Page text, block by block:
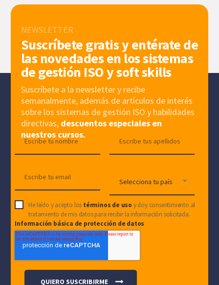
NEWSLETTER
Suscríbete gratis y entérate de
las novedades en los sistemas
de gestión ISO y soft skills
Suscríbete a la newsletter y recibe
semanalmente, además de artículos de interés
sobre los sistemas de gestión ISO y habilidades
directivas, descuentos especiales en
nuestros cursos.
He leído y acepto los términos de uso y doy consentimiento al
tratamiento de mis datos para recibir la información solicitada.
Información básica de protección de datos